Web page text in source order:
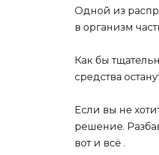
Одной из
в организм
Как бы
средства
Если вы не
решение.
вот и всё .